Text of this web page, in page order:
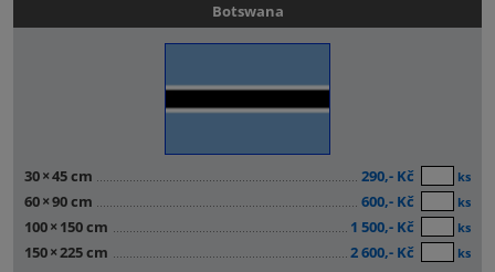
Botswana
30×45 cm 290,- Kč ks
60×90 cm 600,- Kč ks
100× 150 cm 1 500,- Kč ks
150×225 cm 2 600,- Kč ks